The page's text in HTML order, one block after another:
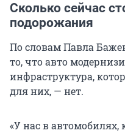
Сколько сейчас
подорожания
По словам Павла
то, что авто
инфраструктура,
для них, — нет.
«У нас в